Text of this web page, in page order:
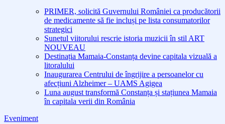
PRIMER, solicită Guvernului României ca producătorii
de medicamente să fie incluși pe lista consumatorilor
strategici
Sunetul viitorului rescrie istoria muzicii în stil ART
NOUVEAU
Destinația Mamaia-Constanța devine capitala vizuală a
litoralului
Inaugurarea Centrului de îngrijire a persoanelor cu
afecțiuni Alzheimer – UAMS Agigea
Luna august transformă Constanța și stațiunea Mamaia
în capitala verii din România
Eveniment